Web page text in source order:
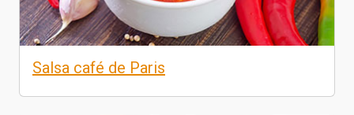
Salsa café de Paris